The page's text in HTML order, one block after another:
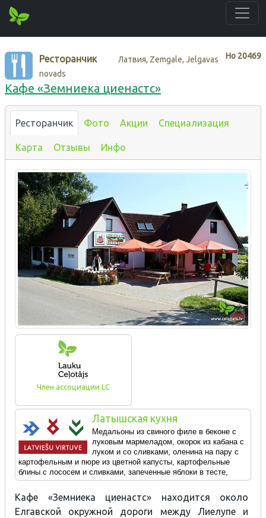
Нo 20469
Ресторанчик
Латвия, Zemgale, Jelgavas
novads
Кафе «Земниека циенастс»
Ресторанчик Фото Акции Специализация
Карта Отзывы Инфо
Член ассоциации LC
Латышская кухня
Медальоны из свиного филе в беконе с
луковым мармеладом, окорок из кабана с
луком и со сливками, оленина на пару с
картофельным и пюре из цветной капусты, картофельные
блины с лососем и сливками, запеченные яблоки в тесте,
ягодный открытый пирог.
Кафе «Земниека циенастс» находится около
Елгавской окружной дороги между Лиелупе и